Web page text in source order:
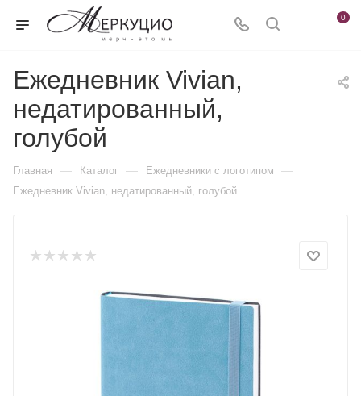
0
Ежедневник Vivian,
недатированный,
голубой
Главная — Каталог — Ежедневники c логотипом —
Ежедневник Vivian, недатированный, голубой